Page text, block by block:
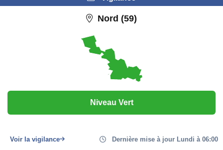
Nord (59)
Niveau Vert
Voir la vigilance Dernière mise à jour Lundi à 06:00